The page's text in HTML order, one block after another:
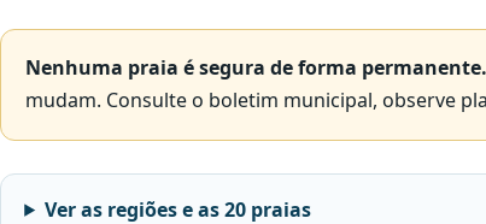
Nenhuma praia é segura de forma permanente.
mudam. Consulte o boletim municipal, observe
Ver as regiões e as 20 praias